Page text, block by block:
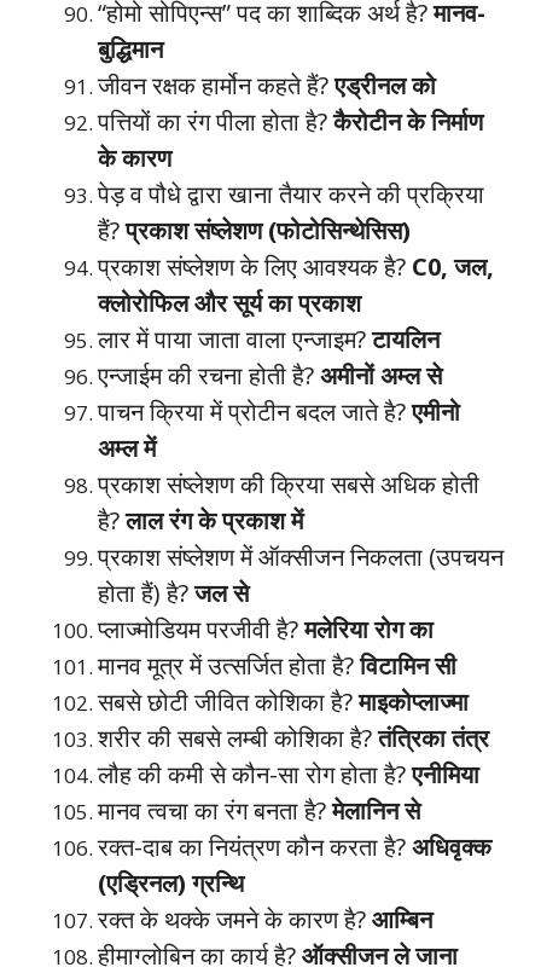
“होमो सोपिएन्स” पद का शाब्दिक अर्थ है?मानव-
बुद्धिमान
जीवन रक्षक हार्मोन कहते हैं?एड्रीनल को
पत्तियों का रंग पीला होता है?कैरोटीन के निर्माण
के कारण
पेड़ व पौधे द्वारा खाना तैयार करने की प्रक्रिया
हैं?प्रकाश संष्लेशण (फोटोसिन्थेसिस)
प्रकाश संष्लेशण के लिए आवश्यक है? C0, जल,
क्लोरोफिल और सूर्य का प्रकाश
लार में पाया जाता वाला एन्जाइम?टायलिन
एन्जाईम की रचना होती है?अमीनों अम्ल से
पाचन क्रिया में प्रोटीन बदल जाते है?एमीनो
अम्ल में
प्रकाश संष्लेशण की क्रिया सबसे अधिक होती
है?लाल रंग के प्रकाश में
प्रकाश संष्लेशण में ऑक्सीजन निकलता (उपचयन
होता हैं) है?जल से
प्लाज्मोडियम परजीवी है?मलेरिया रोग का
मानव मूत्र में उत्सर्जित होता है?विटामिन सी
सबसे छोटी जीवित कोशिका है?माइकोप्लाज्मा
शरीर की सबसे लम्बी कोशिका है?तंत्रिका तंत्र
लौह की कमी से कौन-सा रोग होता है?एनीमिया
मानव त्वचा का रंग बनता है?मेलानिन से
रक्त-दाब का नियंत्रण कौन करता है?अधिवृक्क
(एड्रिनल) ग्रन्थि
रक्त के थक्के जमने के कारण है?आम्बिन
हीमाग्लोबिन का कार्य है?ऑक्सीजन ले जाना